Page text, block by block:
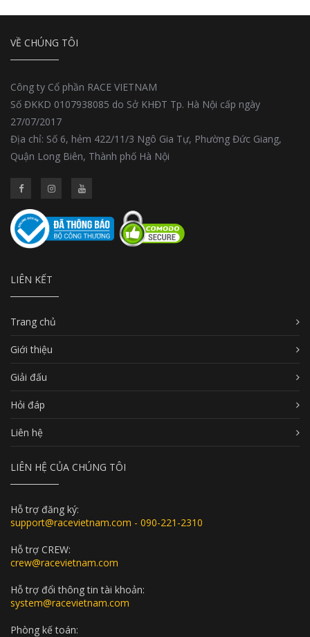
VỀ CHÚNG TÔI
Công ty Cổ phần RACE VIETNAM
Số ĐKKD 0107938085 do Sở KHĐT Tp. Hà Nội cấp ngày
27/07/2017
Địa chỉ: Số 6, hẻm 422/11/3 Ngô Gia Tự, Phường Đức Giang,
Quận Long Biên, Thành phố Hà Nội
LIÊN KẾT
Trang chủ
Giới thiệu
Giải đấu
Hỏi đáp
Liên hệ
LIÊN HỆ CỦA CHÚNG TÔI
Hỗ trợ đăng ký:
support@racevietnam.com - 090-221-2310
Hỗ trợ CREW:
crew@racevietnam.com
Hỗ trợ đổi thông tin tài khoản:
system@racevietnam.com
Phòng kế toán: